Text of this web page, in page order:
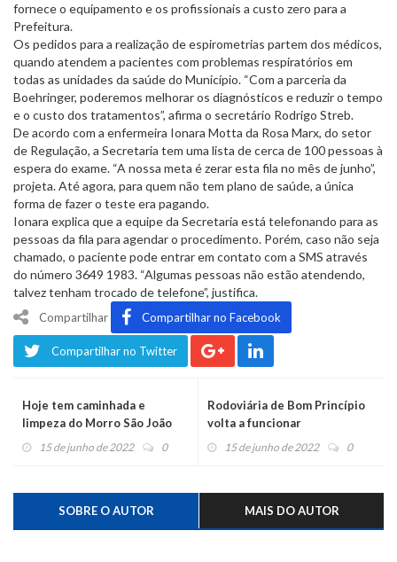
fornece o equipamento e os profissionais a custo zero para a
Prefeitura.
Os pedidos para a realização de espirometrias partem dos médicos,
quando atendem a pacientes com problemas respiratórios em
todas as unidades da saúde do Município. “Com a parceria da
Boehringer, poderemos melhorar os diagnósticos e reduzir o tempo
e o custo dos tratamentos”, afirma o secretário Rodrigo Streb.
De acordo com a enfermeira Ionara Motta da Rosa Marx, do setor
de Regulação, a Secretaria tem uma lista de cerca de 100 pessoas à
espera do exame. “A nossa meta é zerar esta fila no mês de junho”,
projeta. Até agora, para quem não tem plano de saúde, a única
forma de fazer o teste era pagando.
Ionara explica que a equipe da Secretaria está telefonando para as
pessoas da fila para agendar o procedimento. Porém, caso não seja
chamado, o paciente pode entrar em contato com a SMS através
do número 3649 1983. “Algumas pessoas não estão atendendo,
talvez tenham trocado de telefone”, justifica.
Compartilhar Compartilhar no Facebook
Compartilhar no Twitter
Hoje tem caminhada e
limpeza do Morro São João
15 de junho de 2022 0
Rodoviária de Bom Princípio
volta a funcionar
15 de junho de 2022 0
SOBRE O AUTOR MAIS DO AUTOR